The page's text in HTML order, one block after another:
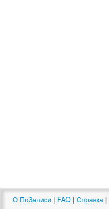
О ПоЗаписи | FAQ | Справка |